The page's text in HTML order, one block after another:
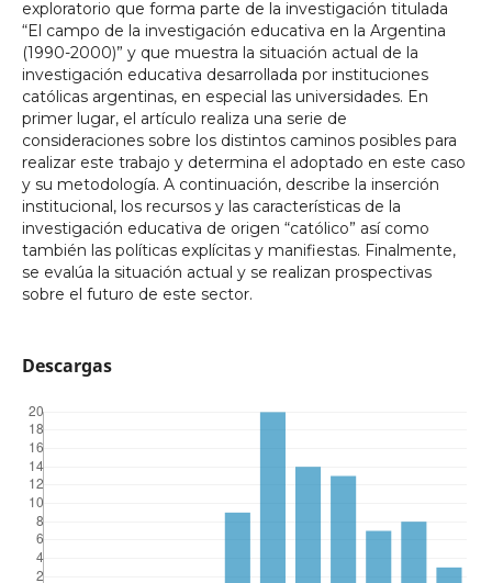
exploratorio que forma parte de la investigación titulada
“El campo de la investigación educativa en la Argentina
(1990-2000)” y que muestra la situación actual de la
investigación educativa desarrollada por instituciones
católicas argentinas, en especial las universidades. En
primer lugar, el artículo realiza una serie de
consideraciones sobre los distintos caminos posibles para
realizar este trabajo y determina el adoptado en este caso
y su metodología. A continuación, describe la inserción
institucional, los recursos y las características de la
investigación educativa de origen “católico” así como
también las políticas explícitas y manifiestas. Finalmente,
se evalúa la situación actual y se realizan prospectivas
sobre el futuro de este sector.
Descargas